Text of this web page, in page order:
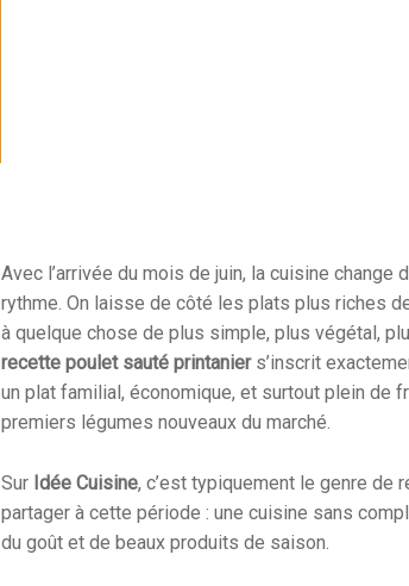
Avec l’arrivée du mois de juin, la cuisine change
rythme. On laisse de côté les plats plus riches
à quelque chose de plus simple, plus végétal,
recette poulet sauté printaniers’inscrit
un plat familial, économique, et surtout plein de
premiers légumes nouveaux du marché.
Sur Idée Cuisine, c’est typiquement le genre de
partager à cette période : une cuisine sans
du goût et de beaux produits de saison.